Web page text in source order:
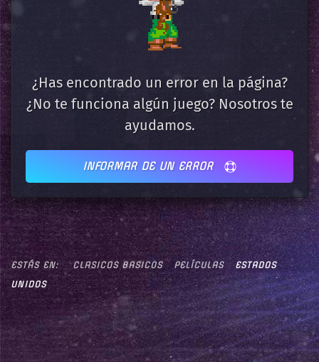
¿Has encontrado un error en la página?
¿No te funciona algún juego? Nosotros te
ayudamos.
INFORMAR DE UN ERROR
ESTÁS EN: CLASICOS BASICOS PELÍCULAS
ESTADOS
UNIDOS